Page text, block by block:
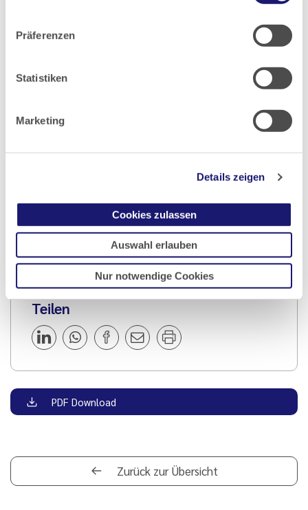
Präferenzen
Statistiken
Marketing
Details zeigen
Cookies zulassen
Auswahl erlauben
Nur notwendige Cookies
21.02.2025
Ausgabe 3/2025
Richard Schulz
Markus B. Specht
Teilen
PDF Download
Zurück zur Übersicht